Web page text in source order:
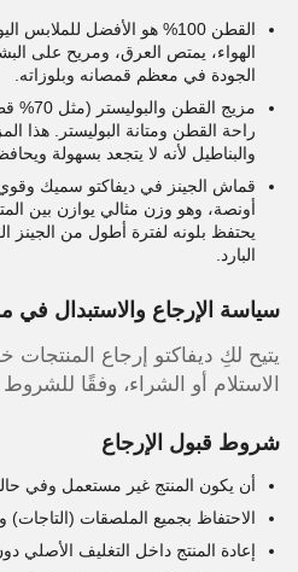
القطن 100% هو الأفضل
الهواء، يمتص العرق، ومريح على
الجودة في معظم قمصانه وبلوزاته.
راحة القطن ومتانة البوليستر. هذا
والبناطيل لأنه لا يتجعد بسهولة
أونصة، وهو وزن مثالي يوازن بين
يحتفظ بلونه لفترة أطول من الجينز
البارد.
سياسة الإرجاع والاستبدال في
الاستلام أو الشراء، وفقًا للشروط
شروط قبول الإرجاع
أن يكون المنتج غير مستعمل وفي
الاحتفاظ بجميع الملصقات (التاجات)
إعادة المنتج داخل التغليف الأصلي